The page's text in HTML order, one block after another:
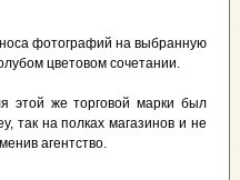
фотографий на выбранную
цветовом сочетании.
этой же торговой марки был
так на полках магазинов и не
агентство.